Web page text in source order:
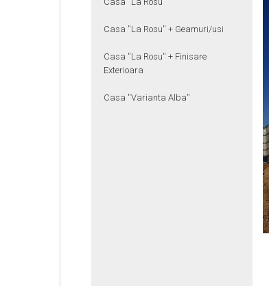
Casa ''La Rosu'' + Geamuri/usi
Casa ''La Rosu'' + Finisare
Exterioara
Casa ''Varianta Alba''